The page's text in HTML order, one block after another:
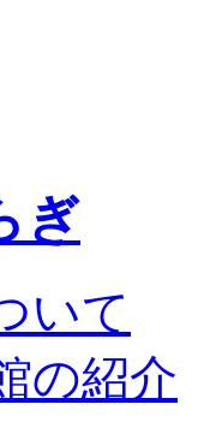
ぎ
いて
の紹介